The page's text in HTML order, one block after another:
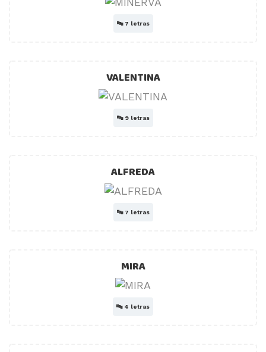
🔤 7 letras
VALENTINA
🔤 9 letras
ALFREDA
🔤 7 letras
MIRA
🔤 4 letras